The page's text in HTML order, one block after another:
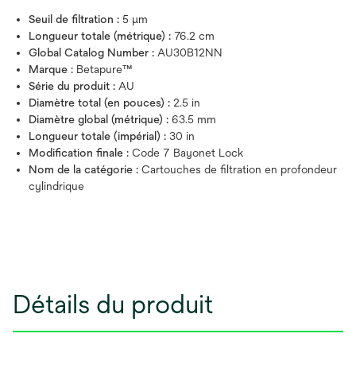
Seuil de filtration : 5 μm
Longueur totale (métrique) : 76.2 cm
Global Catalog Number : AU30B12NN
Marque : Betapure™
Série du produit : AU
Diamètre total (en pouces) : 2.5 in
Diamètre global (métrique) : 63.5 mm
Longueur totale (impérial) : 30 in
Modification finale : Code 7 Bayonet Lock
Nom de la catégorie : Cartouches de filtration en profondeur
cylindrique
Détails du produit